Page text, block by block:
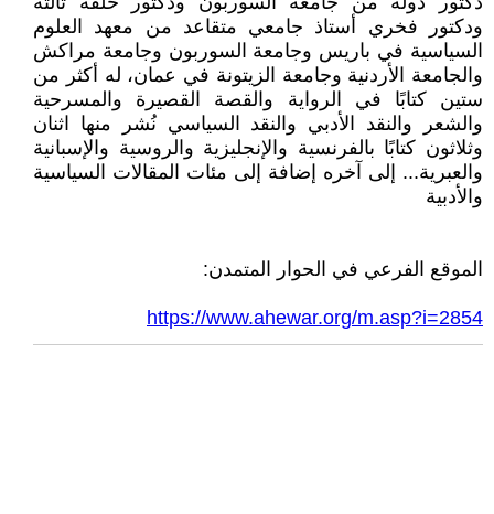
ودكتور فخري أستاذ جامعي متقاعد من معهد العلوم
السياسية في باريس وجامعة السوربون وجامعة مراكش
والجامعة الأردنية وجامعة الزيتونة في عمان، له أكثر من
ستين كتابًا في الرواية والقصة القصيرة والمسرحية
والشعر والنقد الأدبي والنقد السياسي نُشر منها اثنان
وثلاثون كتابًا بالفرنسية والإنجليزية والروسية والإسبانية
والعبرية... إلى آخره إضافة إلى مئات المقالات السياسية
والأدبية
الموقع الفرعي في الحوار المتمدن:
https://www.ahewar.org/m.asp?i=2854